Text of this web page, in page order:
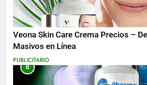
Veona Skin Care Crema Precios –
Masivos en Línea
PUBLICITARIO
8